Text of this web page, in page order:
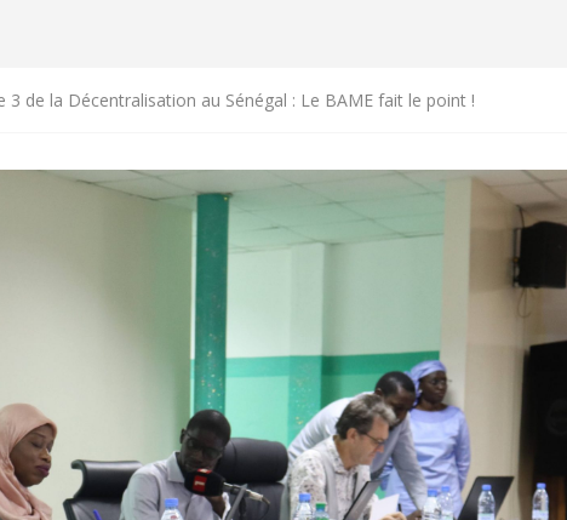
3 de la Décentralisation au Sénégal : Le BAME fait le point !